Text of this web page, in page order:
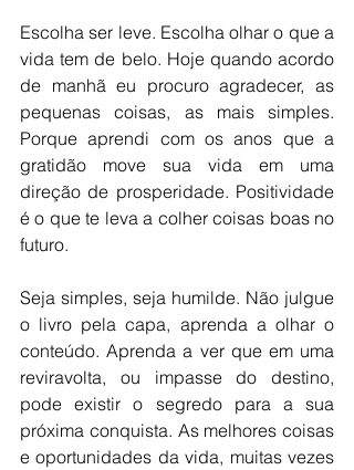
Escolha ser leve. Escolha olhar o que a
vida tem de belo. Hoje quando acordo
de manhã eu procuro agradecer, as
pequenas coisas, as mais simples.
Porque aprendi com os anos que a
gratidão move sua vida em uma
direção de prosperidade. Positividade
é o que te leva a colher coisas boas no
futuro.
Seja simples, seja humilde. Não julgue
o livro pela capa, aprenda a olhar o
conteúdo. Aprenda a ver que em uma
reviravolta, ou impasse do destino,
pode existir o segredo para a sua
próxima conquista. As melhores coisas
e oportunidades da vida, muitas vezes